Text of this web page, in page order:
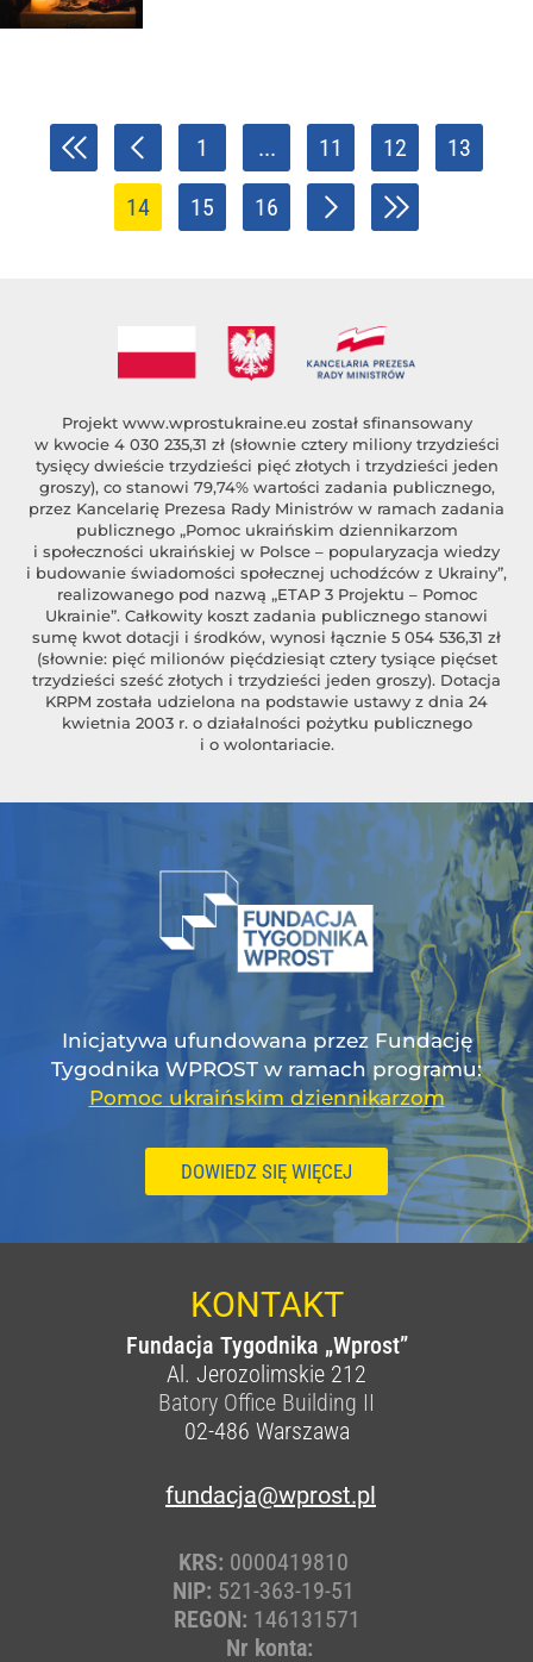
1 ... 11 12 13
14 15 16
Projekt www.wprostukraine.eu został sfinansowany
w kwocie 4 030 235,31 zł (słownie cztery miliony trzydzieści
tysięcy dwieście trzydzieści pięć złotych i trzydzieści jeden
groszy), co stanowi 79,74% wartości zadania publicznego,
przez Kancelarię Prezesa Rady Ministrów w ramach zadania
publicznego „Pomoc ukraińskim dziennikarzom
i społeczności ukraińskiej w Polsce – popularyzacja wiedzy
i budowanie świadomości społecznej uchodźców z Ukrainy”,
realizowanego pod nazwą „ETAP 3 Projektu – Pomoc
Ukrainie”. Całkowity koszt zadania publicznego stanowi
sumę kwot dotacji i środków, wynosi łącznie 5 054 536,31 zł
(słownie: pięć milionów pięćdziesiąt cztery tysiące pięćset
trzydzieści sześć złotych i trzydzieści jeden groszy). Dotacja
KRPM została udzielona na podstawie ustawy z dnia 24
kwietnia 2003 r. o działalności pożytku publicznego
i o wolontariacie.
Inicjatywa ufundowana przez Fundację
Tygodnika WPROST w ramach programu:
Pomoc ukraińskim dziennikarzom
DOWIEDZ SIĘ WIĘCEJ
KONTAKT
Fundacja Tygodnika „Wprost”
Al. Jerozolimskie 212
Batory Office Building II
02-486 Warszawa
fundacja@wprost.pl
KRS: 0000419810
NIP: 521-363-19-51
REGON: 146131571
Nr konta: